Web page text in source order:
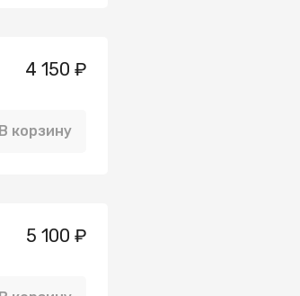
4 150 ₽
В корзину
5 100 ₽